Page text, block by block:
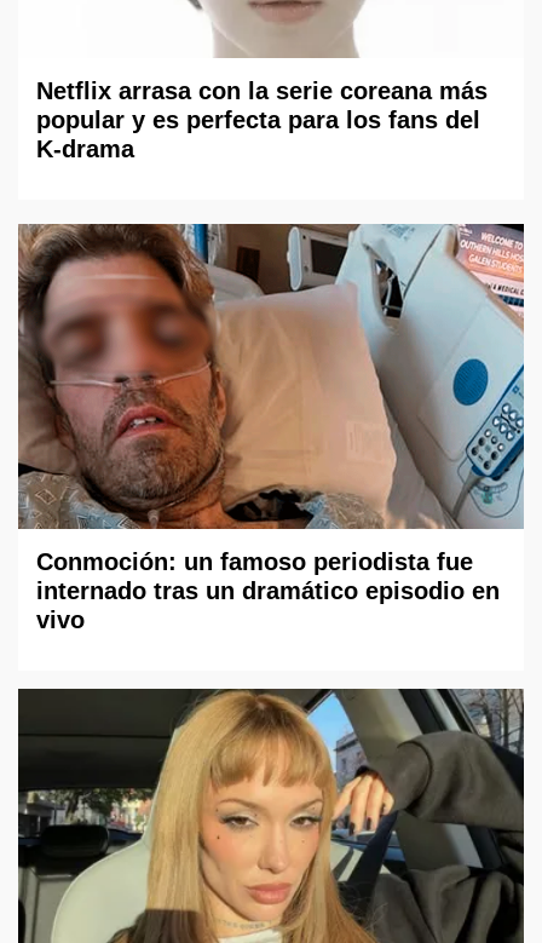
Netflix arrasa con la serie coreana más
popular y es perfecta para los fans del
K-drama
Conmoción: un famoso periodista fue
internado tras un dramático episodio en
vivo